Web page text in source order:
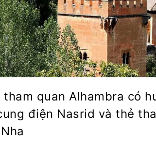
tham quan Alhambra có
điện Nasrid và thẻ